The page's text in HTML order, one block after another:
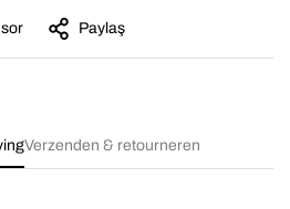
Paylaş
Verzenden & retourneren